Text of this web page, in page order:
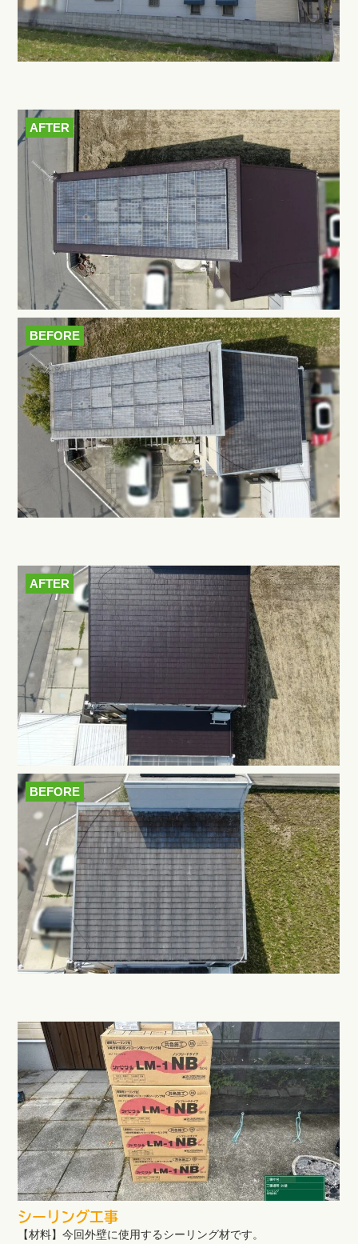
AFTER
BEFORE
AFTER
BEFORE
シーリング工事
【材料】今回外壁に使用するシーリング材です。